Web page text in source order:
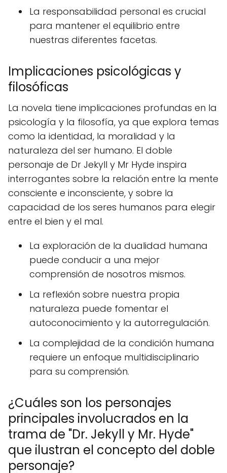
La responsabilidad personal es crucial
para mantener el equilibrio entre
nuestras diferentes facetas.
Implicaciones psicológicas y
filosóficas
La novela tiene implicaciones profundas en la
psicología y la filosofía, ya que explora temas
como la identidad, la moralidad y la
naturaleza del ser humano. El doble
personaje de Dr Jekyll y Mr Hyde inspira
interrogantes sobre la relación entre la mente
consciente e inconsciente, y sobre la
capacidad de los seres humanos para elegir
entre el bien y el mal.
La exploración de la dualidad humana
puede conducir a una mejor
comprensión de nosotros mismos.
La reflexión sobre nuestra propia
naturaleza puede fomentar el
autoconocimiento y la autorregulación.
La complejidad de la condición humana
requiere un enfoque multidisciplinario
para su comprensión.
¿Cuáles son los personajes
principales involucrados en la
trama de "Dr. Jekyll y Mr. Hyde"
que ilustran el concepto del doble
personaje?